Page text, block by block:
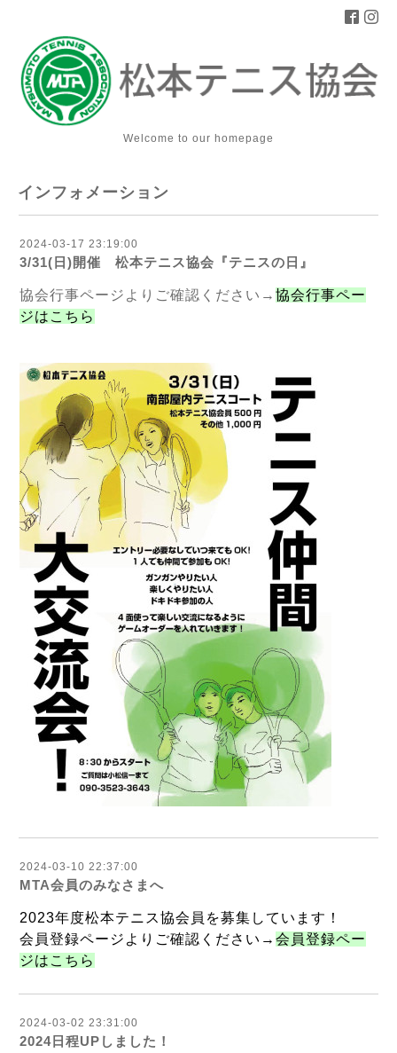
Welcome to our homepage
インフォメーション
2024-03-17 23:19:00
3/31(日)開催 松本テニス協会『テニスの日』
協会行事ページよりご確認ください→ 協会行事ペー
ジはこちら
2024-03-10 22:37:00
MTA会員のみなさまへ
2023年度松本テニス協会員を募集しています！
会員登録ページよりご確認ください→ 会員登録ペー
ジはこちら
2024-03-02 23:31:00
2024日程UPしました！